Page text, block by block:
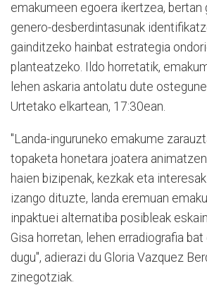
emakumeen egoera ikertzea, bertan
genero-desberdintasunak
gainditzeko hainbat estrategia
planteatzeko. Ildo horretatik,
lehen askaria antolatu dute
Urtetako elkartean, 17:30ean.
"Landa-inguruneko emakume
topaketa honetara joatera
haien bizipenak, kezkak eta
izango dituzte, landa eremuan
inpaktuei alternatiba posibleak
Gisa horretan, lehen erradiografia
dugu", adierazi du Gloria Vazquez
zinegotziak.